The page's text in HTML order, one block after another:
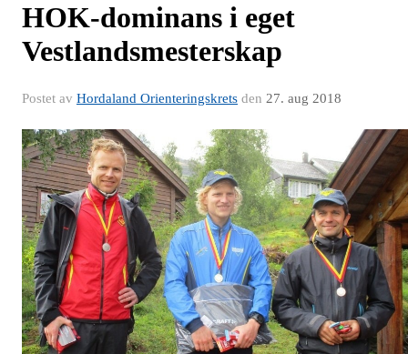
HOK-dominans i eget
Vestlandsmesterskap
Postet av Hordaland Orienteringskrets den 27. aug 2018